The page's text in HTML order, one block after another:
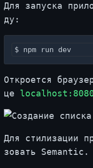
Для за­пус­ка
ду:
$ npm run dev
От­кро­ет­ся
це
Для сти­ли­за­ции
зо­вать Semantic.